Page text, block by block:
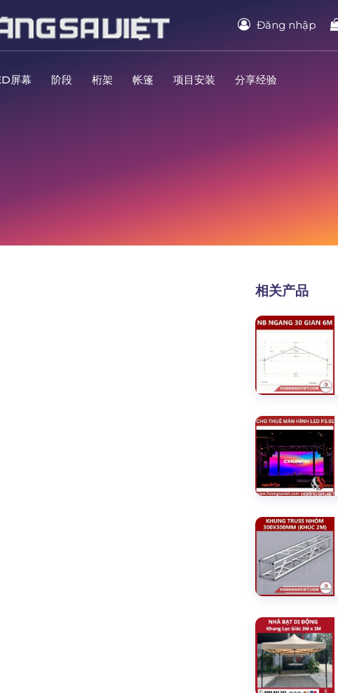
Đăng nhập
屏幕 阶段 桁架 帐篷 项目安装 分享经验
相关产品